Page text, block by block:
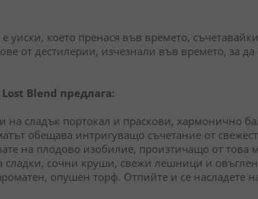
е уиски, което пренася във времето,
от дестилерии, изчезнали във времето, за да
Blend предлага:
на сладък портокал и праскови, хармонично
обещава интригуващо съчетание от
на плодово изобилие, произтичащо от това
сладки, сочни круши, свежи лешници и
опушен торф. Отпийте и се насладете